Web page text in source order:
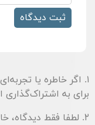
۱. اگر خاطره یا
برای به
۲. لطفا فقط دیدگاه،